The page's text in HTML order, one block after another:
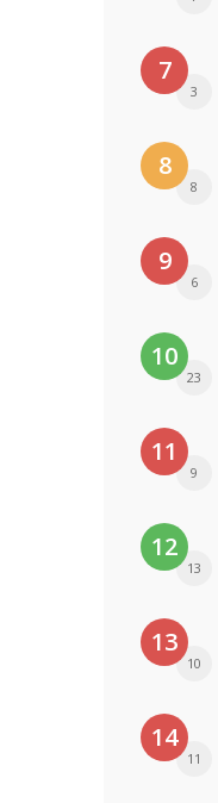
7
3
8
8
9
6
10
23
11
9
12
13
13
10
14
11